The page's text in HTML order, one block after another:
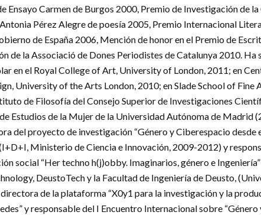
Ensayo Carmen de Burgos 2000, Premio de Investigación de
Pérez Alegre de poesía 2005, Premio Internacional
de España 2006, Mención de honor en el Premio de
de la Associació de Dones Periodistes de Catalunya 2010.
en el Royal College of Art, University of London, 2011; en
University of the Arts London, 2010; en Slade School of Fine
de Filosofía del Consejo Superior de Investigaciones
Estudios de la Mujer de la Universidad Autónoma de Madrid
del proyecto de investigación “Género y Ciberespacio desde
Ministerio de Ciencia e Innovación, 2009-2012) y
social “Her techno h(j)obby. Imaginarios, género e
DeustoTech y la Facultad de Ingeniería de Deusto,
de la plataforma “X0y1 para la investigación y la
y responsable del I Encuentro Internacional sobre “Género